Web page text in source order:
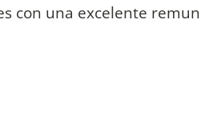
con una excelente